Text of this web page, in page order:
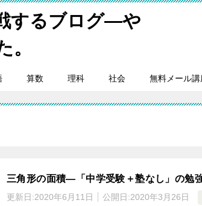
するブログ―や
算数 理科 社会 無料メール講
三角形の面積―「中学受験＋塾なし」の勉
更新日:2020年6月11日 公開日:2020年3月26日